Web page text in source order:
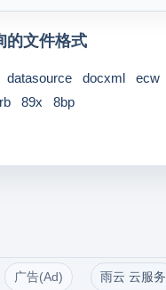
的文件格式
datasource docxml ecw
89x 8bp
广告(Ad) 雨云 云服务